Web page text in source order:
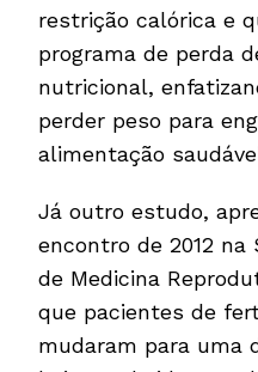
restrição calórica e
programa de perda
nutricional,
perder peso para
alimentação
Já outro estudo,
encontro de 2012 na
de Medicina
que pacientes de
mudaram para uma